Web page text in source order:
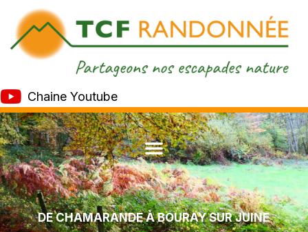
Chaine Youtube
DE CHAMARANDE À BOURAY SUR JUINE